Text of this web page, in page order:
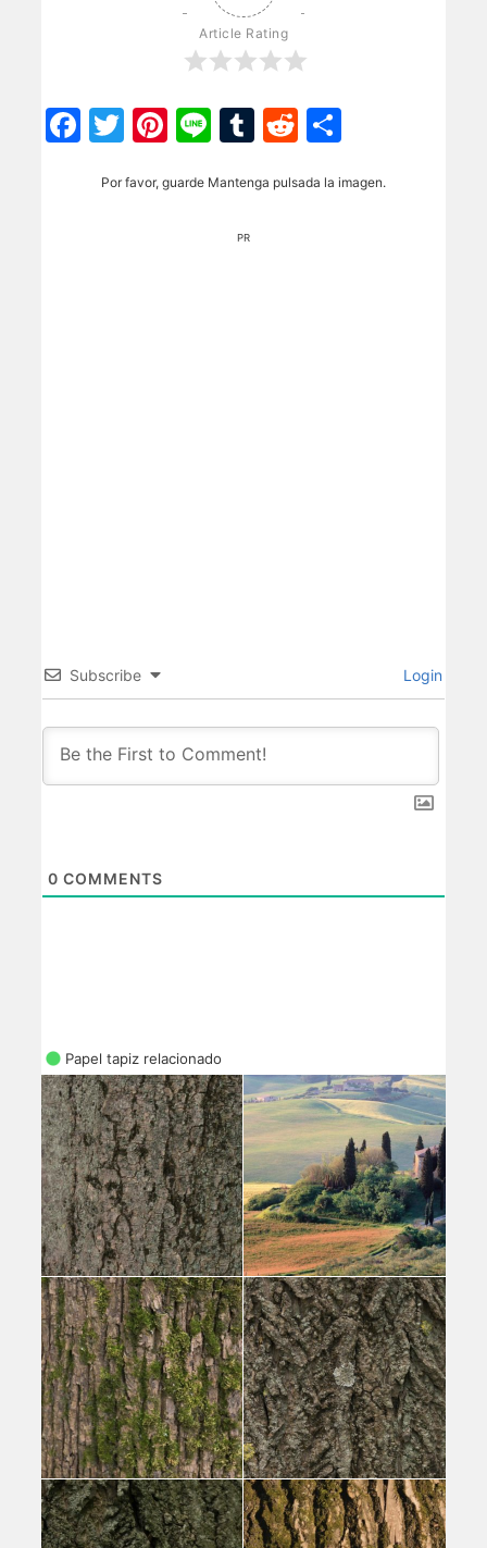
Article Rating
Facebook
Twitter
Pinterest
LineTumblr
Reddit
Por favor, guarde Mantenga pulsada la imagen.
PR
Subscribe Login
0 COMMENTS
Papel tapiz relacionado